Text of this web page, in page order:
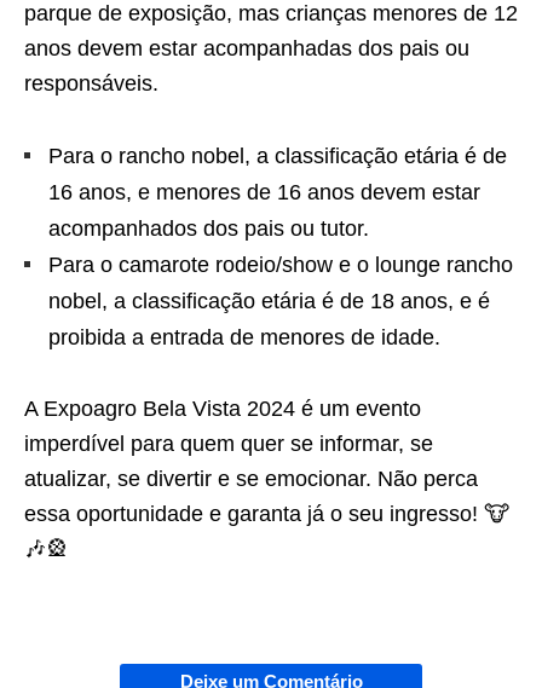
parque de exposição, mas crianças menores de 12
anos devem estar acompanhadas dos pais ou
responsáveis.
Para o rancho nobel, a classificação etária é de
16 anos, e menores de 16 anos devem estar
acompanhados dos pais ou tutor.
Para o camarote rodeio/show e o lounge rancho
nobel, a classificação etária é de 18 anos, e é
proibida a entrada de menores de idade.
A Expoagro Bela Vista 2024 é um evento
imperdível para quem quer se informar, se
atualizar, se divertir e se emocionar. Não perca
essa oportunidade e garanta já o seu ingresso! 🐮
🎶🎡
Deixe um Comentário